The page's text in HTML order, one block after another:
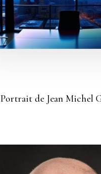
Portrait de Jean Michel